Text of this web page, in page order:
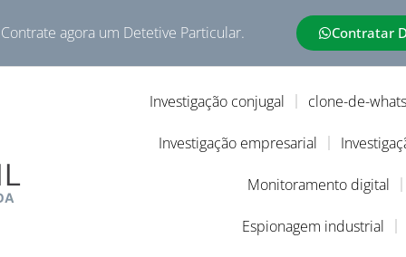
agora um Detetive Particular. Contratar
Investigação conjugal clone-de-
Investigação empresarial
Monitoramento digital
Espionagem industrial